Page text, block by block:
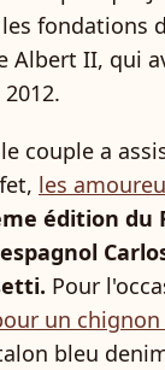
fondations
Albert II, qui
couple a
les
édition du
Pour
un
bleu